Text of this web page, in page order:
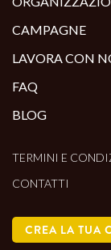
CAMPAGNE
LAVORA CON
FAQ
BLOG
TERMINI E
CONTATTI
CREA LA TUA